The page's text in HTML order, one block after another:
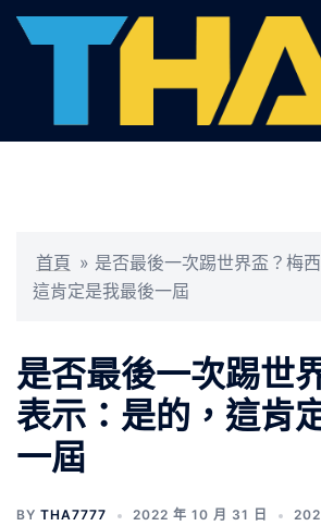
首頁 » 是否最後一次踢世界盃？梅
這肯定是我最後一屆
是否最後一次踢世
表示：是的，這肯
一屆
BY THA7777 2022 年 10 月 31 日